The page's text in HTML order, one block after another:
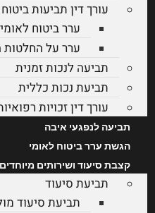
עורך דין תביעות
ערר ביטוח
ערר על החלטות
תביעה לנכות זמנית
תביעת נכות כללית
עורך דין זכויות
תביעה לנפגעי איבה
הגשת ערר ביטוח לאומי
קצבת סיעוד ושירותים מיוחדים
תביעת סיעוד
תביעת סיעוד